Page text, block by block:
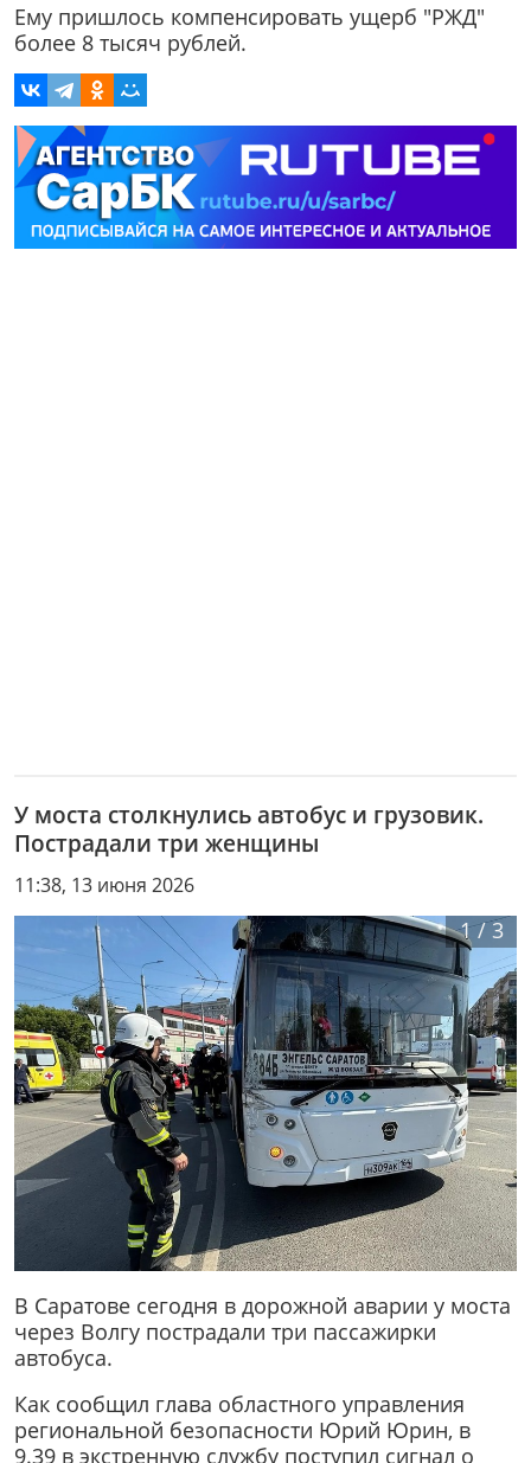
Ему пришлось компенсировать ущерб "РЖД"
более 8 тысяч рублей.
У моста столкнулись автобус и грузовик.
Пострадали три женщины
11:38, 13 июня 2026
1 /3
В Саратове сегодня в дорожной аварии у моста
через Волгу пострадали три пассажирки
автобуса.
Как сообщил глава областного управления
региональной безопасности Юрий Юрин, в
9.39 в экстренную службу поступил сигнал о